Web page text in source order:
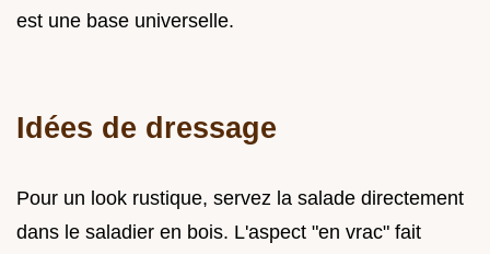
est une base universelle.
Idées de dressage
Pour un look rustique, servez la salade directement
dans le saladier en bois. L'aspect "en vrac" fait